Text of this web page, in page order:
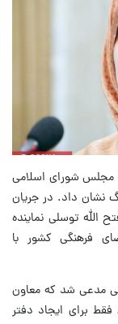
به گزارش تسنیم، صبح امروز سه‌شنبه 7 مرداد 1404 مجلس شورای اسلامی
نشان داد. در جریان
توسلی نماینده
فرهنگی کشور با
مدعی شد که معاون
و 800 میلیون تومان فقط برای ایجاد دفتر